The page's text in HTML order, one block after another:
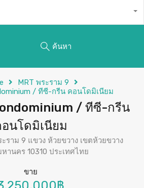
ค้นหา
MRT พระราม 9
/ ทีซี-กรีน คอนโดมิเนียม
/ ทีซี-กรีน
นโดมิเนียม
ราม 9 แขวง ห้วยขวาง เขตห้วยขวาง
หานคร 10310 ประเทศไทย
ขาย